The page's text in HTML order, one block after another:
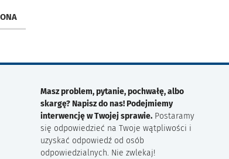
Masz problem, pytanie, pochwałę, albo
skargę? Napisz do nas! Podejmiemy
interwencję w Twojej sprawie. Postaramy
się odpowiedzieć na Twoje wątpliwości i
uzyskać odpowiedź od osób
odpowiedzialnych. Nie zwlekaj!